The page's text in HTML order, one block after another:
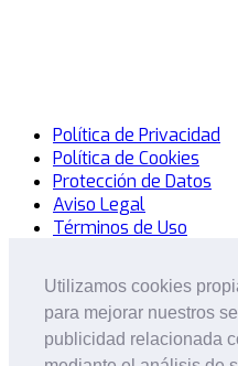
Utilizamos cookies
para mejorar nuestros
publicidad relacionada
Utilizamos cookies
para mejorar nuestros
publicidad relacionada
Política de Privacidad
Política de Cookies
Protección de Datos
Aviso Legal
Términos de Uso
Reservados.Desarrollo:
EntrarorRegistrar